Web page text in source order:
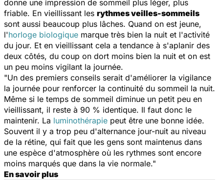
donne une impression de sommeil plus léger, plus
friable. En vieillissant les rythmes veilles-sommeils
sont aussi beaucoup plus lâches. Quand on est jeune,
l'horloge biologique marque très bien la nuit et l'activité
du jour. Et en vieillissant cela a tendance à s'aplanir des
deux côtés, du coup on dort moins bien la nuit et on est
un peu moins vigilant la journée.
"Un des premiers conseils serait d'améliorer la vigilance
la journée pour renforcer la continuité du sommeil la nuit.
Même si le temps de sommeil diminue un petit peu en
vieillissant, il reste à 90 % identique. Il faut donc le
maintenir. La luminothérapie peut être une bonne idée.
Souvent il y a trop peu d'alternance jour-nuit au niveau
de la rétine, qui fait que les gens sont maintenus dans
une espèce d'atmosphère où les rythmes sont encore
moins marqués que dans la vie normale."
En savoir plus